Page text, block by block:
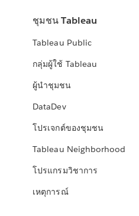
ชุมชน Tableau
Tableau Public
กลุ่มผู้ใช้ Tableau
ผู้นำชุมชน
DataDev
โปรเจกต์ของชุมชน
Tableau Neighborhood
โปรแกรมวิชาการ
เหตุการณ์